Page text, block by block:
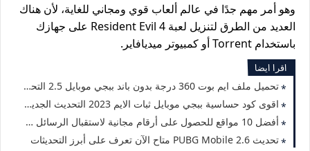
وهو أمر مهم جدًا في عالم ألعاب قوي ومجاني للغاية، لأن هناك
العديد من الطرق لتنزيل لعبة Resident Evil 4 على جهازك
باستخدام Torrent أو كمبيوتر ميديافاير.
اقرا ايضا
تحميل ملف ايم بوت 360 درجة بدون باند ببجي موبايل 2.5 التحديث الجديد 2023
اقوى كود حساسية ببجي موبايل ثبات الايم 2023 التحديث الجديد 2.5
أفضل 10 مواقع للحصول على أرقام مجانية لاستقبال الرسائل 2023
تحديث PUBG Mobile 2.6 متاح الآن تعرف على أبرز التحديثات